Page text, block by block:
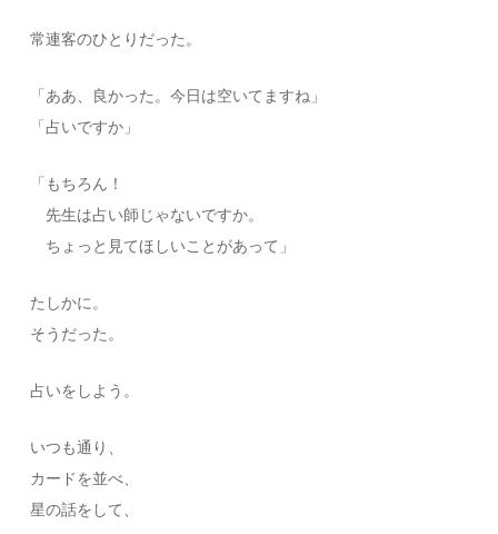
常連客のひとりだった。
「ああ、良かった。今日は空いてますね」
「占いですか」
「もちろん！
先生は占い師じゃないですか。
ちょっと見てほしいことがあって」
たしかに。
そうだった。
占いをしよう。
いつも通り、
カードを並べ、
星の話をして、